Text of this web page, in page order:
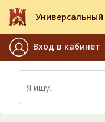
Вход в кабинет